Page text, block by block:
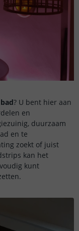
? U bent hier aan
en
duurzaam
en te
zoekt of juist
kan het
kunt